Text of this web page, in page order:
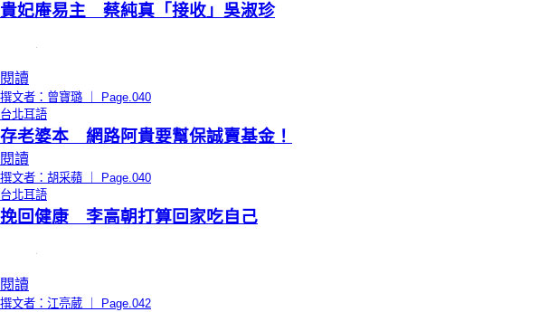
貴妃庵易主 蔡純真「接收」吳淑珍
閱讀
撰文者：曾寶璐 ｜ Page.040
台北耳語
存老婆本 網路阿貴要幫保誠賣基金！
閱讀
撰文者：胡采蘋 ｜ Page.040
台北耳語
挽回健康 李高朝打算回家吃自己
閱讀
撰文者：江亮葳 ｜ Page.042